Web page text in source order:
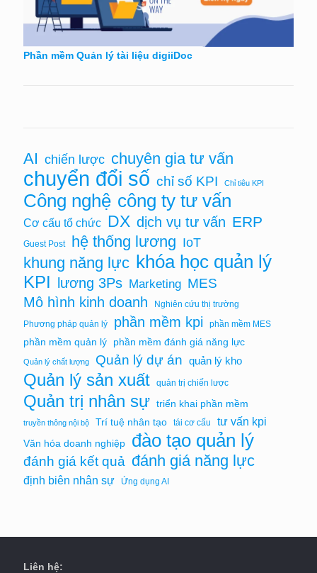
Phần mềm Quản lý tài liệu digiiDoc
AI chiến lược chuyên gia tư vấn
chuyển đổi số chỉ số KPI Chỉ tiêu KPI
Công nghệ công ty tư vấn
Cơ cấu tổ chức DX dịch vụ tư vấn ERP
Guest Post hệ thống lương IoT
khung năng lực khóa học quản lý
KPI lương 3Ps Marketing MES
Mô hình kinh doanh
Nghiên cứu thị trường
Phương pháp quản lý
phần mềm kpi phần mềm MES
phần mềm quản lý phần mềm đánh giá năng lực
Quản lý chất lượng Quản lý dự án quản lý kho
Quản lý sản xuất quản trị chiến lược
Quản trị nhân sự triển khai phần mềm
truyền thông nội bộ Trí tuệ nhân tạo tái cơ cấu tư vấn kpi
Văn hóa doanh nghiệp đào tạo quản lý
đánh giá kết quả đánh giá năng lực
định biên nhân sự Ứng dụng AI
Liên hệ: